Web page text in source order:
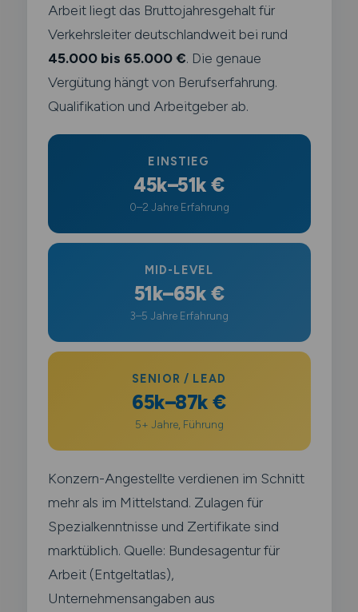
Arbeit liegt das Bruttojahresgehalt für
Verkehrsleiter deutschlandweit bei rund
45.000 bis 65.000 €. Die genaue
Vergütung hängt von Berufserfahrung.
Qualifikation und Arbeitgeber ab.
EINSTIEG
45k–51k €
0–2 Jahre Erfahrung
MID-LEVEL
51k–65k €
3–5 Jahre Erfahrung
SENIOR / LEAD
65k–87k €
5+ Jahre, Führung
Konzern-Angestellte verdienen im Schnitt
mehr als im Mittelstand. Zulagen für
Spezialkenntnisse und Zertifikate sind
marktüblich. Quelle: Bundesagentur für
Arbeit (Entgeltatlas),
Unternehmensangaben aus